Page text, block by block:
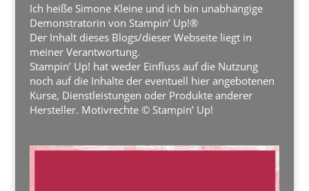
Ich heiße Simone Kleine und ich bin unabhängige
Demonstratorin von Stampin’ Up!®
Der Inhalt dieses Blogs/dieser Webseite liegt in
meiner Verantwortung.
Stampin’ Up! hat weder Einfluss auf die Nutzung
noch auf die Inhalte der eventuell hier angebotenen
Kurse, Dienstleistungen oder Produkte anderer
Hersteller. Motivrechte © Stampin’ Up!